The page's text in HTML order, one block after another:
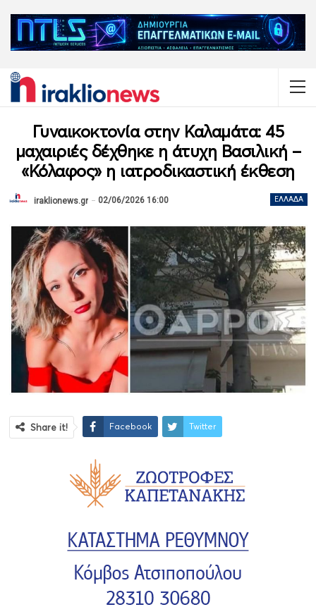
Γυναικοκτονία στην Καλαμάτα: 45
μαχαιριές δέχθηκε η άτυχη Βασιλική –
«Κόλαφος» η ιατροδικαστική έκθεση
ΕΛΛΆΔΑ
iraklionews.gr 02/06/2026 16:00
Share it! Facebook Twitter